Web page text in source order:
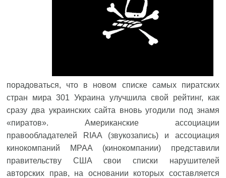
порадоваться, что в новом списке самых пиратских
стран мира 301 Украина улучшила свой рейтинг, как
сразу два украинских сайта вновь угодили под знамя
«пиратов». Американские ассоциации
правообладателей RIAA (звукозапись) и ассоциация
кинокомпаний MPAA (кинокомпании) представили
правительству США свои списки нарушителей
авторских прав, на основании которых составляется